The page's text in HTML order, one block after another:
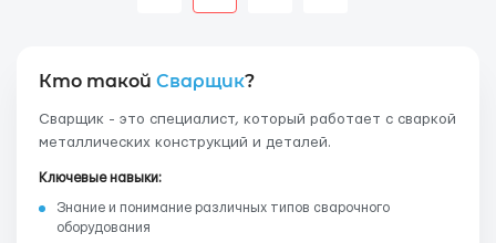
Кто такой Сварщик?
Сварщик - это специалист, который работает с сваркой
металлических конструкций и деталей.
Ключевые навыки:
Знание и понимание различных типов сварочного
оборудования